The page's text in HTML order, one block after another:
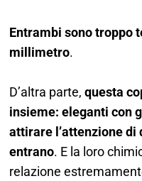
Entrambi sono troppo
millimetro.
D’altra parte,questa
insieme: eleganti con
attirare l’attenzione di
entrano. E la loro
relazione